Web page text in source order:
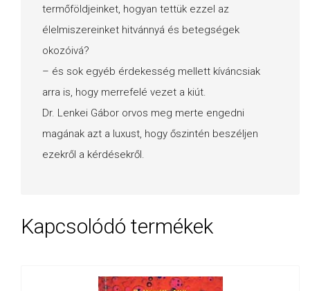
termőföldjeinket, hogyan tettük ezzel az
élelmiszereinket hitvánnyá és betegségek
okozóivá?
– és sok egyéb érdekesség mellett kíváncsiak
arra is, hogy merrefelé vezet a kiút.
Dr. Lenkei Gábor orvos meg merte engedni
magának azt a luxust, hogy őszintén beszéljen
ezekről a kérdésekről.
Kapcsolódó termékek